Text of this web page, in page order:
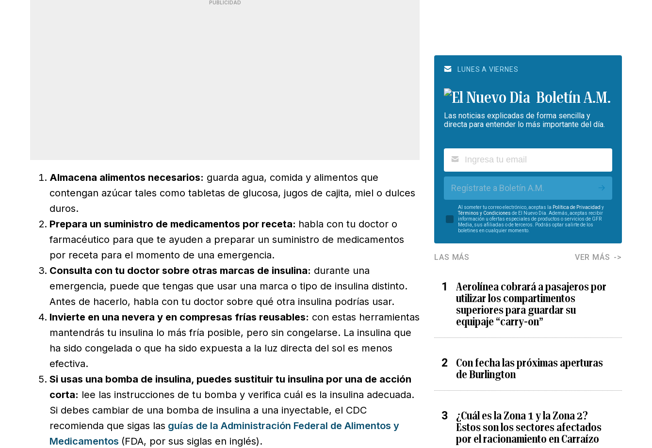
PUBLICIDAD
Almacena alimentos necesarios: guarda agua, comida y alimentos que
contengan azúcar tales como tabletas de glucosa, jugos de cajita, miel o dulces
duros.
Prepara un suministro de medicamentos por receta: habla con tu doctor o
farmacéutico para que te ayuden a preparar un suministro de medicamentos
por receta para el momento de una emergencia.
Consulta con tu doctor sobre otras marcas de insulina: durante una
emergencia, puede que tengas que usar una marca o tipo de insulina distinto.
Antes de hacerlo, habla con tu doctor sobre qué otra insulina podrías usar.
Invierte en una nevera y en compresas frías reusables: con estas herramientas
mantendrás tu insulina lo más fría posible, pero sin congelarse. La insulina que
ha sido congelada o que ha sido expuesta a la luz directa del sol es menos
efectiva.
Si usas una bomba de insulina, puedes sustituir tu insulina por una de acción
corta: lee las instrucciones de tu bomba y verifica cuál es la insulina adecuada.
Si debes cambiar de una bomba de insulina a una inyectable, el CDC
recomienda que sigas las guías de la Administración Federal de Alimentos y
Medicamentos (FDA, por sus siglas en inglés).
LUNES A VIERNES
Boletín A.M.
Las noticias explicadas de forma sencilla y
directa para entender lo más importante del día.
Regístrate a Boletín A.M.
Al someter tu correo electrónico, aceptas la Política de Privacidad y
Términos y Condiciones de El Nuevo Día. Además, aceptas recibir
información u ofertas especiales de productos o servicios de GFR
Media, sus afiliadas o de terceros. Podrás optar salirte de los
boletines en cualquier momento.
LAS MÁS VER MÁS
Aerolínea cobrará a pasajeros por
utilizar los compartimentos
superiores para guardar su
equipaje “carry-on”
Con fecha las próximas aperturas
de Burlington
¿Cuál es la Zona 1 y la Zona 2?
Estos son los sectores afectados
por el racionamiento en Carraízo